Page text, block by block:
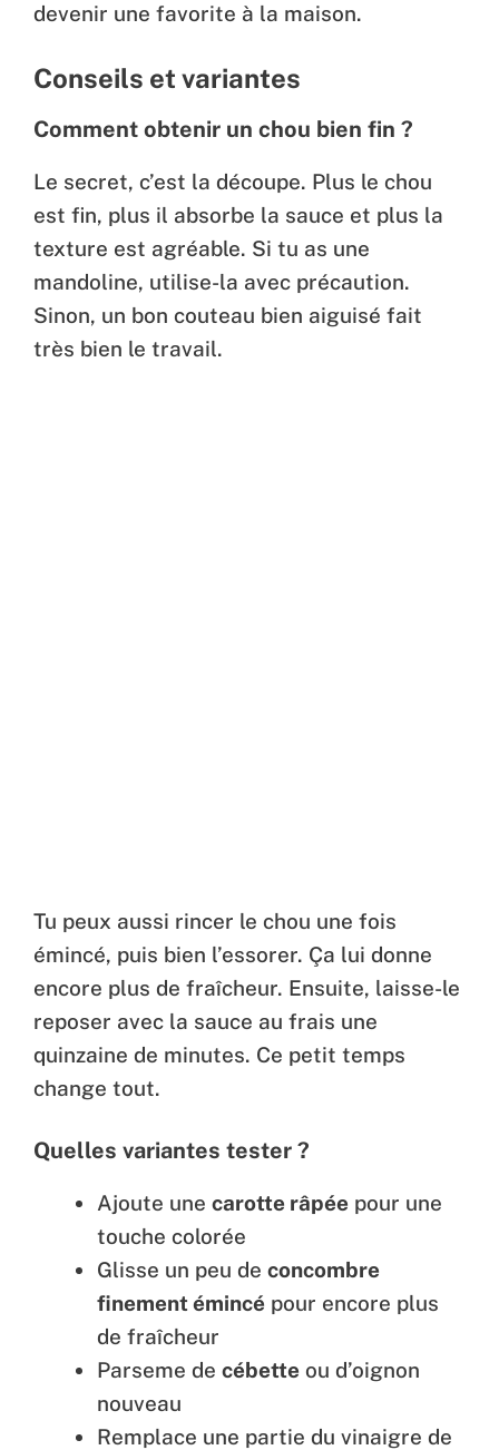
devenir une favorite à la maison.
Conseils et variantes
Comment obtenir un chou bien fin ?
Le secret, c’est la découpe. Plus le chou
est fin, plus il absorbe la sauce et plus la
texture est agréable. Si tu as une
mandoline, utilise-la avec précaution.
Sinon, un bon couteau bien aiguisé fait
très bien le travail.
Tu peux aussi rincer le chou une fois
émincé, puis bien l’essorer. Ça lui donne
encore plus de fraîcheur. Ensuite, laisse-le
reposer avec la sauce au frais une
quinzaine de minutes. Ce petit temps
change tout.
Quelles variantes tester ?
Ajoute une carotte râpée pour une
touche colorée
Glisse un peu de concombre
finement émincé pour encore plus
de fraîcheur
Parseme de cébette ou d’oignon
nouveau
Remplace une partie du vinaigre de